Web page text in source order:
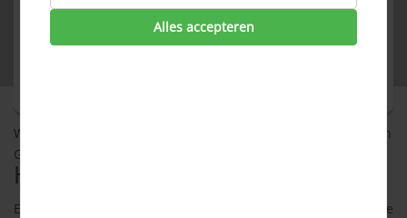
Huidige
Wij werken samen met: Essent, energiedirect, Greenchoice en
Gewoon Energie
Hoe werkt energie vergelijken?
Energie vergelijken, de één vindt het leuk om dit uit te
Alles accepteren